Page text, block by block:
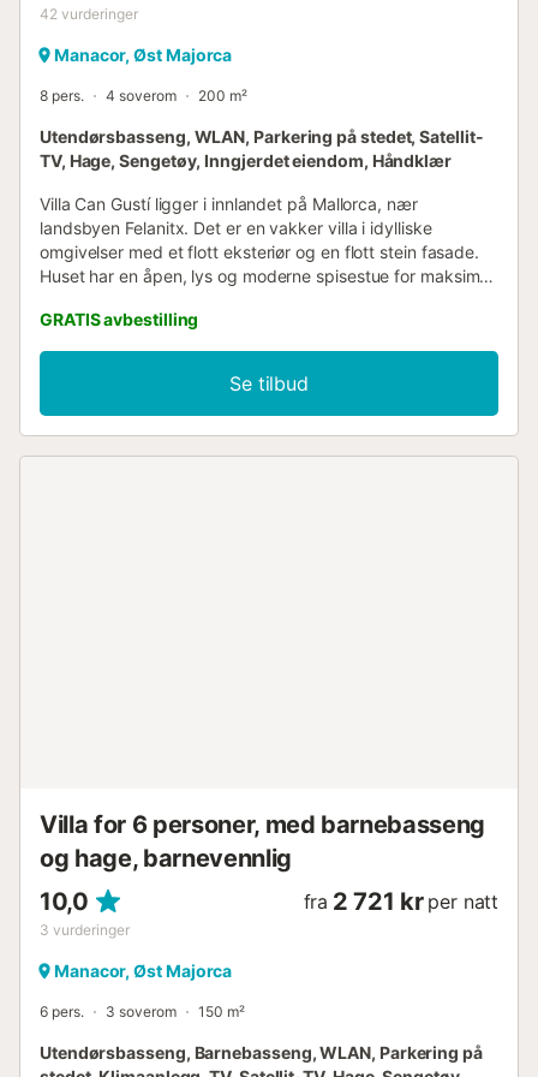
42 vurderinger
Manacor, Øst Majorca
8 pers. 4 soverom 200 m²
Utendørsbasseng, WLAN, Parkering på stedet, Satellit-
TV, Hage, Sengetøy, Inngjerdet eiendom, Håndklær
Villa Can Gustí ligger i innlandet på Mallorca, nær
landsbyen Felanitx. Det er en vakker villa i idylliske
omgivelser med et flott eksteriør og en flott stein fasade.
Huset har en åpen, lys og moderne spisestue for maksimal
og 3 flotte bad og kan derfor romme 8 personer. Fasiliteter
inkluderer også Wi-Fi, vifter og satellitt-TV.
Utendørsområdet byr på en fantastisk utsikt over den
omkringliggende grønne vegetasjonen, et romslig og
ultramoderne basseng og en lang terrasse, utstyrt med et
GRATIS avbestilling
Se tilbud
Villa for 6 personer, med barnebasseng
og hage, barnevennlig
10,0
3 vurderinger
fra 2 721 kr per natt
Manacor, Øst Majorca
6 pers. 3 soverom 150 m²
Utendørsbasseng, Barnebasseng, WLAN, Parkering på